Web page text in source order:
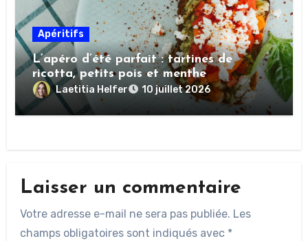
Apéritifs
L’apéro d’été parfait : tartines de
ricotta, petits pois et menthe
Laetitia Helfer 10 juillet 2026
Laisser un commentaire
Votre adresse e-mail ne sera pas publiée. Les
champs obligatoires sont indiqués avec *